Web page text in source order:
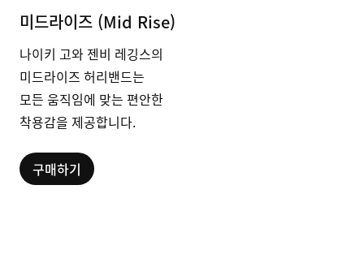
미드라이즈 (Mid Rise)
나이키 고와 젠비 레깅스의
미드라이즈 허리밴드는
모든 움직임에 맞는 편안한
착용감을 제공합니다.
구매하기